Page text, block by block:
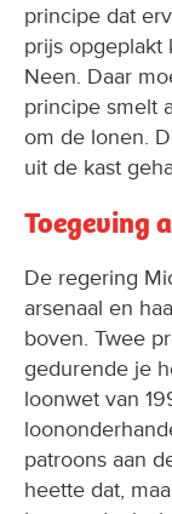
principe dat
prijs opgeplakt
Neen. Daar
principe smelt
om de lonen.
uit de kast
Toegeving
De regering
arsenaal en
boven. Twee
gedurende je
loonwet van
patroons aan
heette dat,